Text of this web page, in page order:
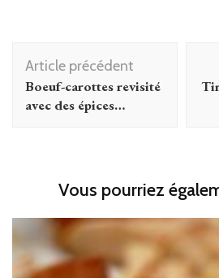
Navigation
d'article
Article précédent
Boeuf-carottes revisité
avec des épices…
Vous pourriez